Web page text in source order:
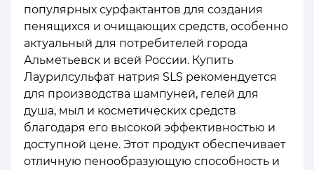
популярных сурфактантов для создания
пенящихся и очищающих средств, особенно
актуальный для потребителей города
Альметьевск и всей России. Купить
Лаурилсульфат натрия SLS рекомендуется
для производства шампуней, гелей для
душа, мыл и косметических средств
благодаря его высокой эффективностью и
доступной цене. Этот продукт обеспечивает
отличную пенообразующую способность и